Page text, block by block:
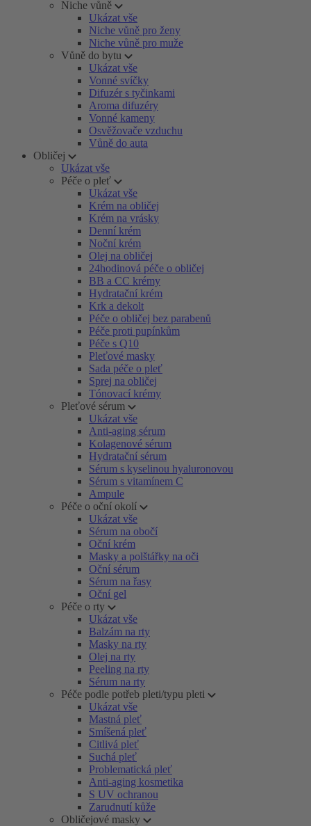
Niche vůně
Ukázat vše
Niche vůně pro ženy
Niche vůně pro muže
Vůně do bytu
Ukázat vše
Vonné svíčky
Difuzér s tyčinkami
Aroma difuzéry
Vonné kameny
Osvěžovače vzduchu
Vůně do auta
Obličej
Ukázat vše
Péče o pleť
Ukázat vše
Krém na obličej
Krém na vrásky
Denní krém
Noční krém
Olej na obličej
24hodinová péče o obličej
BB a CC krémy
Hydratační krém
Krk a dekolt
Péče o obličej bez parabenů
Péče proti pupínkům
Péče s Q10
Pleťové masky
Sada péče o pleť
Sprej na obličej
Tónovací krémy
Pleťové sérum
Ukázat vše
Anti-aging sérum
Kolagenové sérum
Hydratační sérum
Sérum s kyselinou hyaluronovou
Sérum s vitamínem C
Ampule
Péče o oční okolí
Ukázat vše
Sérum na obočí
Oční krém
Masky a polštářky na oči
Oční sérum
Sérum na řasy
Oční gel
Péče o rty
Ukázat vše
Balzám na rty
Masky na rty
Olej na rty
Peeling na rty
Sérum na rty
Péče podle potřeb pleti/typu pleti
Ukázat vše
Mastná pleť
Smíšená pleť
Citlivá pleť
Suchá pleť
Problematická pleť
Anti-aging kosmetika
S UV ochranou
Zarudnutí kůže
Obličejové masky